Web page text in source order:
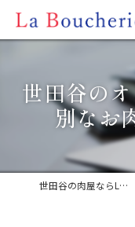
世田谷の
別なお
世田谷の肉屋ならLa Boucherie Louis